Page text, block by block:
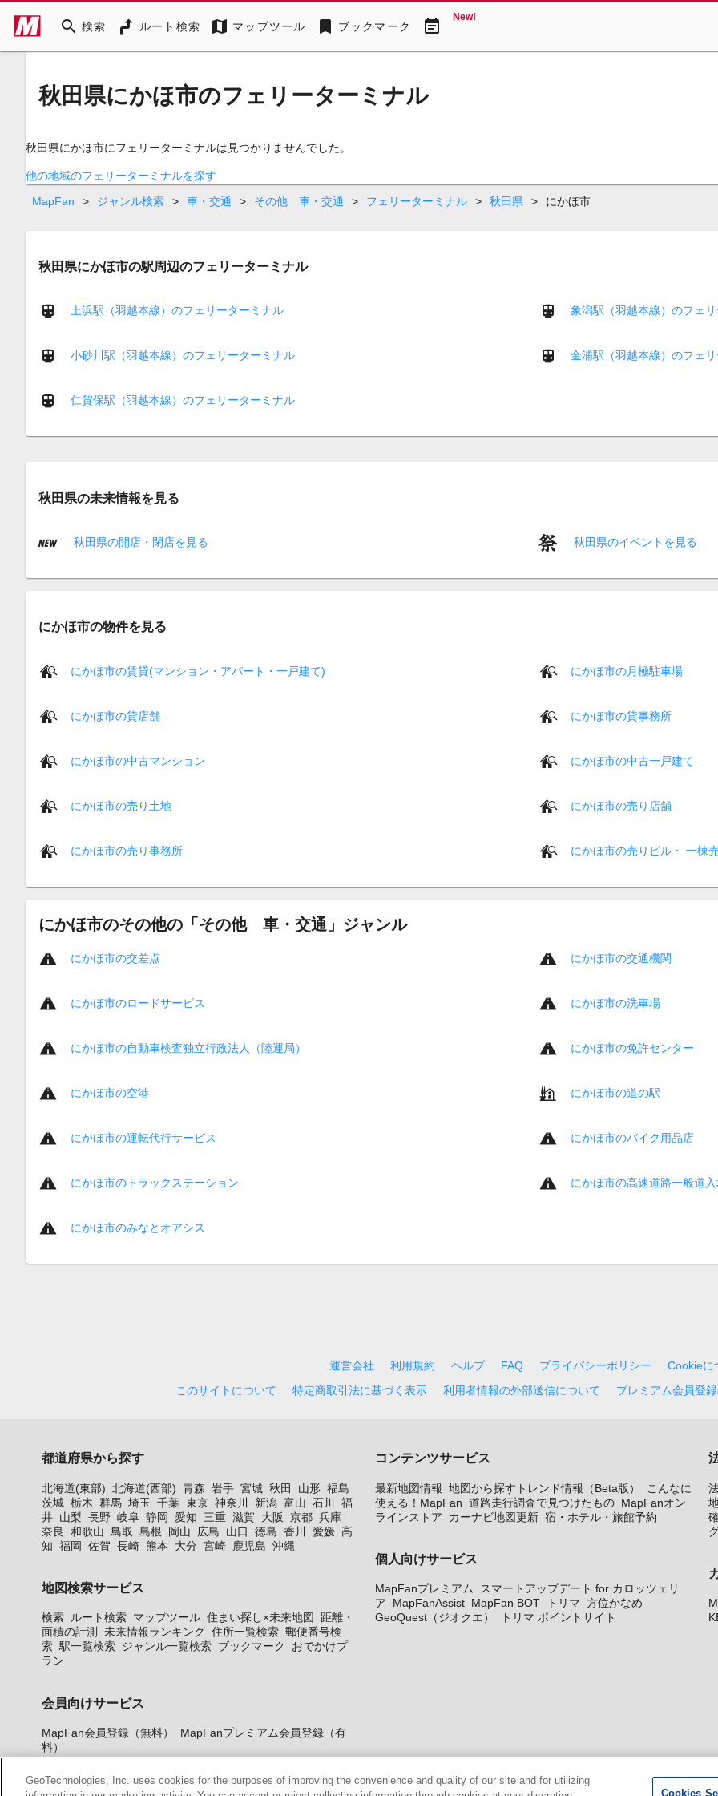
search 検索 ルート検索 map マップツール bookmark ブックマーク event_note New!
秋田県にかほ市のフェリーターミナル
秋田県にかほ市にフェリーターミナルは見つかりませんでした。
他の地域のフェリーターミナルを探す
MapFan
> ジャンル検索 > 車・交通 > その他 車・交通 > フェリーターミナル > 秋田県 > にかほ市
秋田県にかほ市の駅周辺のフェリーターミナル
上浜駅（羽越本線）のフェリーターミナル 象潟駅（羽越本線）のフェ
小砂川駅（羽越本線）のフェリーターミナル 金浦駅（羽越本線）のフェ
仁賀保駅（羽越本線）のフェリーターミナル
秋田県の未来情報を見る
秋田県の開店・閉店を見る 秋田県のイベントを見る
にかほ市の物件を見る
にかほ市の賃貸(マンション・アパート・一戸建て) にかほ市の月極駐車場
にかほ市の貸店舗 にかほ市の貸事務所
にかほ市の中古マンション にかほ市の中古一戸建て
にかほ市の売り土地 にかほ市の売り店舗
にかほ市の売り事務所 にかほ市の売りビル・ 一棟
にかほ市のその他の「その他 車・交通」ジャンル
にかほ市の交差点 にかほ市の交通機関
にかほ市のロードサービス にかほ市の洗車場
にかほ市の自動車検査独立行政法人（陸運局） にかほ市の免許センター
にかほ市の空港 にかほ市の道の駅
にかほ市の運転代行サービス にかほ市のバイク用品店
にかほ市のトラックステーション にかほ市の高速道路一般道入
にかほ市のみなとオアシス
運営会社 利用規約 ヘルプ FAQ プライバシーポリシー
Cookieに
このサイトについて
特定商取引法に基づく表示 利用者情報の外部送信について プレミアム会員登
都道府県から探す
北海道(東部) 北海道(西部) 青森 岩手 宮城 秋田 山形 福島
茨城 栃木 群馬 埼玉 千葉 東京 神奈川 新潟 富山 石川
福
井 山梨 長野 岐阜 静岡 愛知 三重 滋賀 大阪 京都 兵庫
奈良
和歌山 鳥取 島根 岡山 広島 山口 徳島 香川 愛媛 高
知 福岡 佐賀 長崎 熊本 大分 宮崎 鹿児島 沖縄
地図検索サービス
検索 ルート検索 マップツール 住まい探し×未来地図
距離・
面積の計測
未来情報ランキング 住所一覧検索 郵便番号検
索 駅一覧検索 ジャンル一覧検索 ブックマーク
おでかけプ
ラン
会員向けサービス
MapFan会員登録（無料）
MapFanプレミアム会員登録（有
料）
コンテンツサービス
最新地図情報 地図から探すトレンド情報（Beta版）
こんなに
使える！MapFan 道路走行調査で見つけたもの MapFanオン
ラインストア
カーナビ地図更新 宿・ホテル・旅館予約
個人向けサービス
MapFanプレミアム
スマートアップデート for カロッツェリ
ア
MapFanAssist MapFan BOT トリマ 方位かなめ
GeoQuest（ジオクエ）
トリマ ポイントサイト
GeoTechnologies, Inc. uses cookies for the purposes of improving the convenience and quality of our site and for utilizing
Cookies